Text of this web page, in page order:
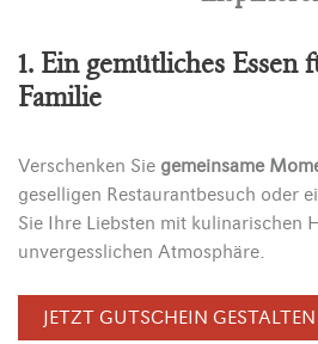
1. Ein gemütliches
Familie
Verschenken Sie gemeinsame
geselligen Restaurantbesuch oder
Sie Ihre Liebsten mit kulinarischen
unvergesslichen Atmosphäre.
JETZT GUTSCHEIN GESTALTEN